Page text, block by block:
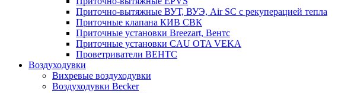
Приточно-вытяжные ВУТ, ВУЭ, Air SC с рекуперацией тепла
Приточные клапана КИВ СВК
Приточные установки Breezart, Вентс
Приточные установки CAU OTA VEKA
Проветриватели ВЕНТС
Воздуходувки
Вихревые воздуходувки
Воздуходувки Becker